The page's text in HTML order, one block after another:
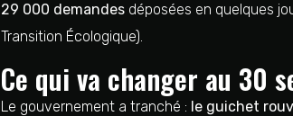
29 000 demandes déposées en quelques
Transition Écologique).
Ce qui va changer au 30
Le gouvernement a tranché : le guichet